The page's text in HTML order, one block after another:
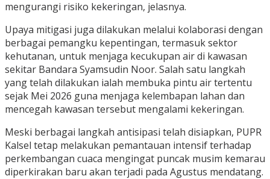
mengurangi risiko kekeringan, jelasnya.
Upaya mitigasi juga dilakukan melalui kolaborasi dengan
berbagai pemangku kepentingan, termasuk sektor
kehutanan, untuk menjaga kecukupan air di kawasan
sekitar Bandara Syamsudin Noor. Salah satu langkah
yang telah dilakukan ialah membuka pintu air tertentu
sejak Mei 2026 guna menjaga kelembapan lahan dan
mencegah kawasan tersebut mengalami kekeringan.
Meski berbagai langkah antisipasi telah disiapkan, PUPR
Kalsel tetap melakukan pemantauan intensif terhadap
perkembangan cuaca mengingat puncak musim kemarau
diperkirakan baru akan terjadi pada Agustus mendatang.